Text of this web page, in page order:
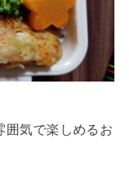
囲気で楽しめるお